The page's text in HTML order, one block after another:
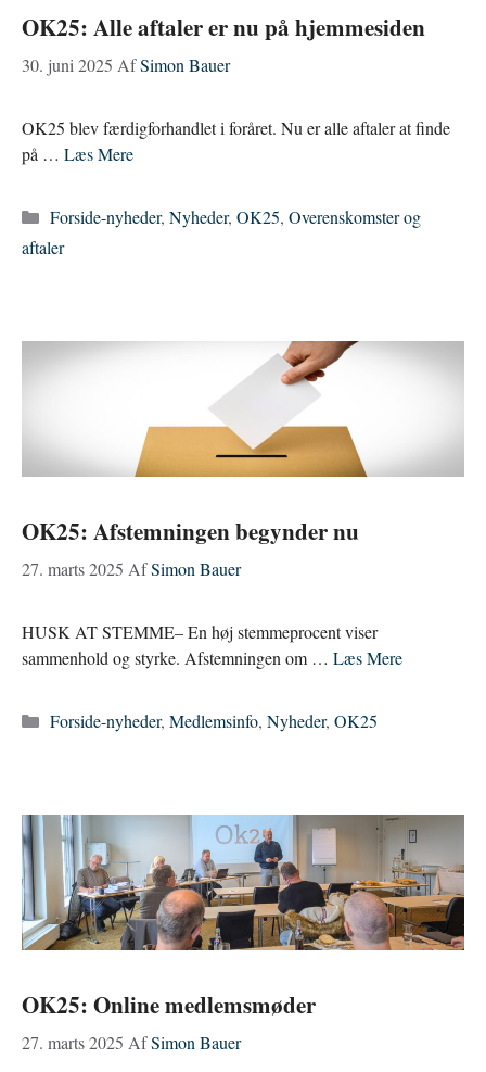
OK25: Alle aftaler er nu på hjemmesiden
30. juni 2025 AfSimon Bauer
OK25 blev færdigforhandlet i foråret. Nu er alle aftaler at finde
på … Læs Mere
Kategorier
Forside-nyheder, Nyheder, OK25, Overenskomster og
aftaler
OK25: Afstemningen begynder nu
27. marts 2025 AfSimon Bauer
HUSK AT STEMME– En høj stemmeprocent viser
sammenhold og styrke. Afstemningen om … Læs Mere
Kategorier
Forside-nyheder, Medlemsinfo, Nyheder, OK25
OK25: Online medlemsmøder
27. marts 2025 AfSimon Bauer